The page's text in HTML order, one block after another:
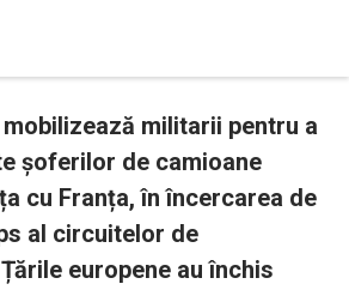
militarii pentru a
șoferilor de camioane
cu Franța, în încercarea de
al circuitelor de
europene au închis